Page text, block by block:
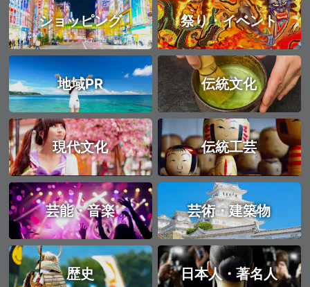
ショッピング 祭り・イベント
地域PR 伝統文化
現代文化 伝統工芸
芸能・音楽 芸術・建築物
歴史 日本人・著名人